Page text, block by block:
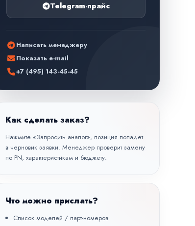
Telegram-прайс
Написать менеджеру
Показать e-mail
+7 (495) 143-45-45
Как сделать заказ?
Нажмите «Запросить аналог», позиция попадет
в черновик заявки. Менеджер проверит замену
по PN, характеристикам и бюджету.
Что можно прислать?
Список моделей / парт-номеров